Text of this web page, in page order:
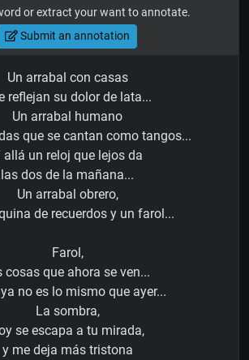
or extract your want to annotate.
Submit an annotation
Un arrabal con casas
reflejan su dolor de lata...
Un arrabal humano
que se cantan como tangos...
allá un reloj que lejos da
las dos de la mañana...
Un arrabal obrero,
de recuerdos y un farol...
Farol,
cosas que ahora se ven...
no es lo mismo que ayer...
La sombra,
se escapa a tu mirada,
y me deja más tristona